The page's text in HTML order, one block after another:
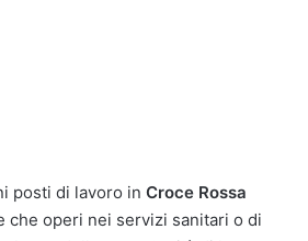
posti di lavoro in Croce Rossa
che operi nei servizi sanitari o di